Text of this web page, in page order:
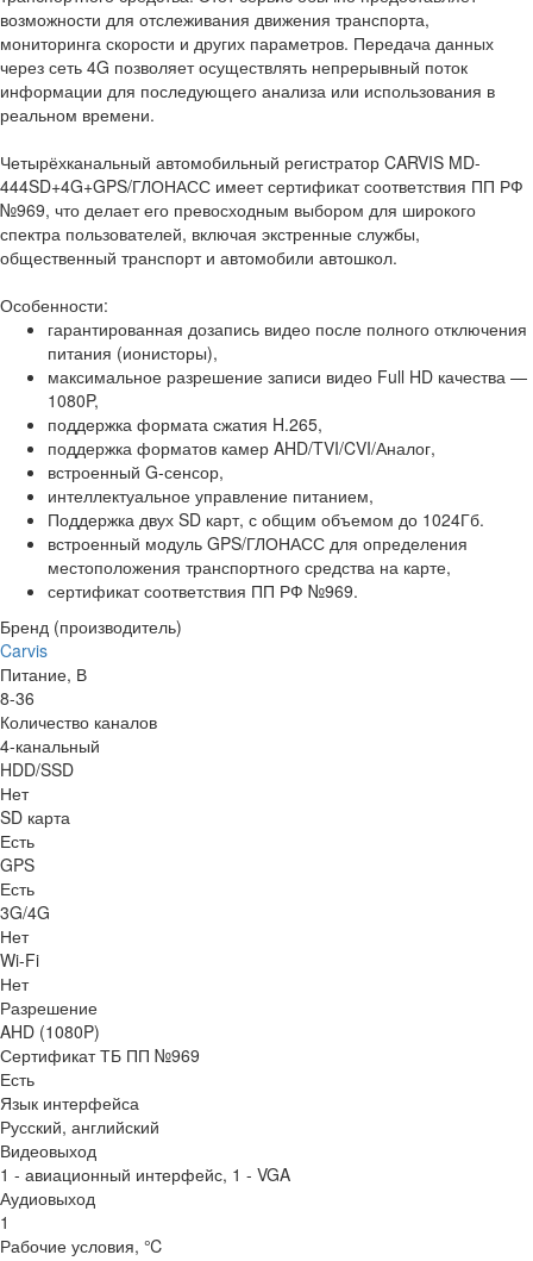
возможности для отслеживания движения транспорта,
мониторинга скорости и других параметров. Передача данных
через сеть 4G позволяет осуществлять непрерывный поток
информации для последующего анализа или использования в
реальном времени.
Четырёхканальный автомобильный регистратор CARVIS MD-
444SD+4G+GPS/ГЛОНАСС имеет сертификат соответствия ПП РФ
№969, что делает его превосходным выбором для широкого
спектра пользователей, включая экстренные службы,
общественный транспорт и автомобили автошкол.
Особенности:
гарантированная дозапись видео после полного отключения
питания (ионисторы),
максимальное разрешение записи видео Full HD качества —
1080P,
поддержка формата сжатия H.265,
поддержка форматов камер AHD/TVI/CVI/Аналог,
встроенный G-сенсор,
интеллектуальное управление питанием,
Поддержка двух SD карт, с общим объемом до 1024Гб.
встроенный модуль GPS/ГЛОНАСС для определения
местоположения транспортного средства на карте,
сертификат соответствия ПП РФ №969.
Бренд (производитель)
Carvis
Питание, В
8-36
Количество каналов
4-канальный
HDD/SSD
Нет
SD карта
Есть
GPS
Есть
3G/4G
Нет
Wi-Fi
Нет
Разрешение
AHD (1080P)
Сертификат ТБ ПП №969
Есть
Язык интерфейса
Русский, английский
Видеовыход
1 - авиационный интерфейс, 1 - VGA
Аудиовыход
1
Рабочие условия, ℃